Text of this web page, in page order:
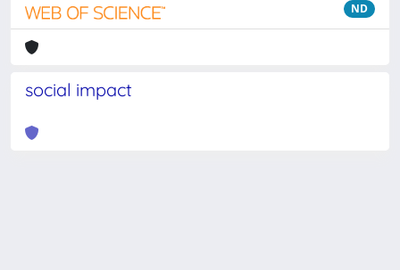
ND
social impact